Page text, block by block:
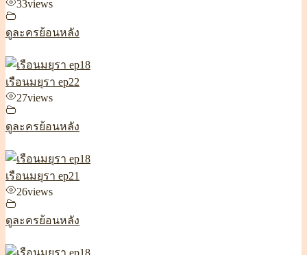
33views
ดูละครย้อนหลัง
เรือนมยุรา ep22
27views
ดูละครย้อนหลัง
เรือนมยุรา ep21
26views
ดูละครย้อนหลัง